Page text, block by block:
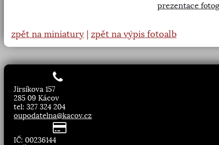
prezentace
zpět na miniatury | zpět na výpis fotoalb
Jirsíkova 157
285 09 Kácov
tel: 327 324 204
oupodatelna@kacov.cz
IČ: 00236144